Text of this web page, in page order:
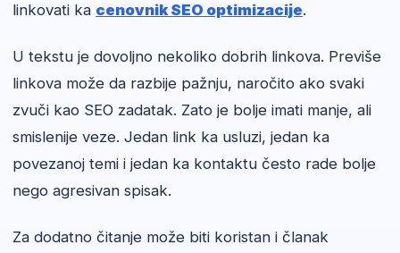
linkovati ka cenovnik SEO optimizacije.
U tekstu je dovoljno nekoliko dobrih linkova. Previše
linkova može da razbije pažnju, naročito ako svaki
zvuči kao SEO zadatak. Zato je bolje imati manje, ali
smislenije veze. Jedan link ka usluzi, jedan ka
povezanoj temi i jedan ka kontaktu često rade bolje
nego agresivan spisak.
Za dodatno čitanje može biti koristan i članak